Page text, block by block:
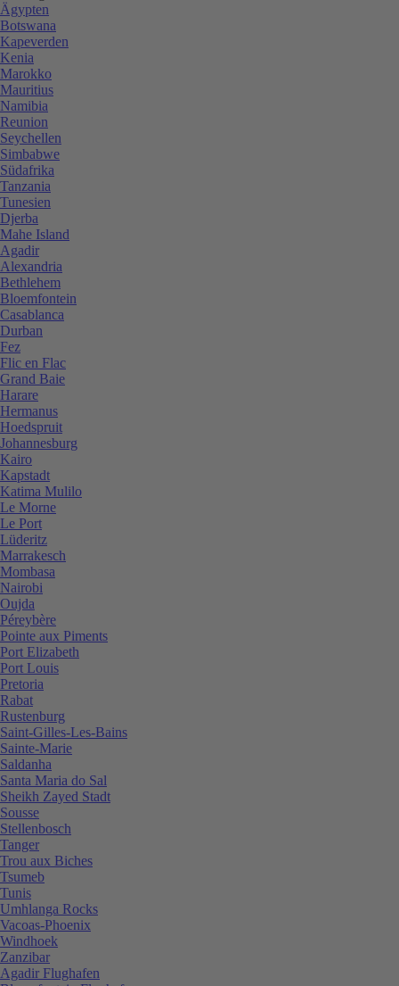
Ägypten
Botswana
Kapeverden
Kenia
Marokko
Mauritius
Namibia
Reunion
Seychellen
Simbabwe
Südafrika
Tanzania
Tunesien
Djerba
Mahe Island
Agadir
Alexandria
Bethlehem
Bloemfontein
Casablanca
Durban
Fez
Flic en Flac
Grand Baie
Harare
Hermanus
Hoedspruit
Johannesburg
Kairo
Kapstadt
Katima Mulilo
Le Morne
Le Port
Lüderitz
Marrakesch
Mombasa
Nairobi
Oujda
Péreybère
Pointe aux Piments
Port Elizabeth
Port Louis
Pretoria
Rabat
Rustenburg
Saint-Gilles-Les-Bains
Sainte-Marie
Saldanha
Santa Maria do Sal
Sheikh Zayed Stadt
Sousse
Stellenbosch
Tanger
Trou aux Biches
Tsumeb
Tunis
Umhlanga Rocks
Vacoas-Phoenix
Windhoek
Zanzibar
Agadir Flughafen